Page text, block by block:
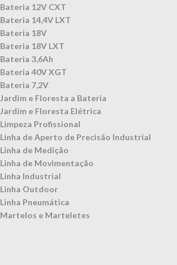
Bateria 12V CXT
Bateria 14,4V LXT
Bateria 18V
Bateria 18V LXT
Bateria 3,6Ah
Bateria 40V XGT
Bateria 7,2V
Jardim e Floresta a Bateria
Jardim e Floresta Elétrica
Limpeza Profissional
Linha de Aperto de Precisão Industrial
Linha de Medição
Linha de Movimentação
Linha Industrial
Linha Outdoor
Linha Pneumática
Martelos e Marteletes